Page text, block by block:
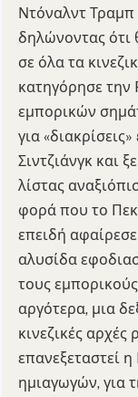
Ντόναλντ
δηλώνοντας ότι
σε όλα τα
κατηγόρησε την
εμπορικών
για
Σιντζιάνγκ και
λίστας
φορά που το
επειδή
αλυσίδα
τους
αργότερα, μια
κινεζικές
επανεξεταστεί
ημιαγωγών, για